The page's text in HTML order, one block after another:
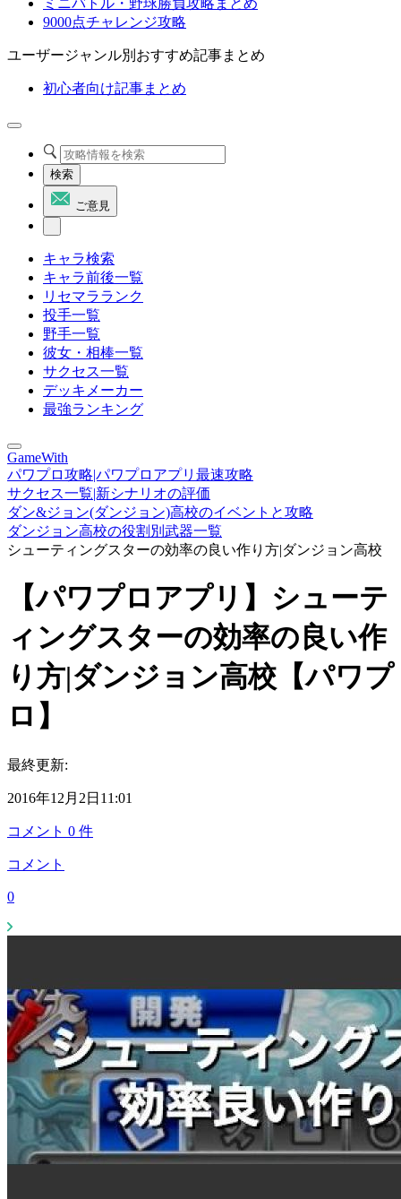
ミニバトル・野球勝負攻略まとめ
9000点チャレンジ攻略
ユーザージャンル別おすすめ記事まとめ
初心者向け記事まとめ
検索
ご意見
キャラ検索
キャラ前後一覧
リセマラランク
投手一覧
野手一覧
彼女・相棒一覧
サクセス一覧
デッキメーカー
最強ランキング
GameWith
パワプロ攻略|パワプロアプリ最速攻略
サクセス一覧|新シナリオの評価
ダン&ジョン(ダンジョン)高校のイベントと攻略
ダンジョン高校の役割別武器一覧
シューティングスターの効率の良い作り方|ダンジョン高校
【パワプロアプリ】シューテ
ィングスターの効率の良い作
り方|ダンジョン高校【パワプ
ロ】
最終更新:
2016年12月2日11:01
コメント 0 件
コメント
0